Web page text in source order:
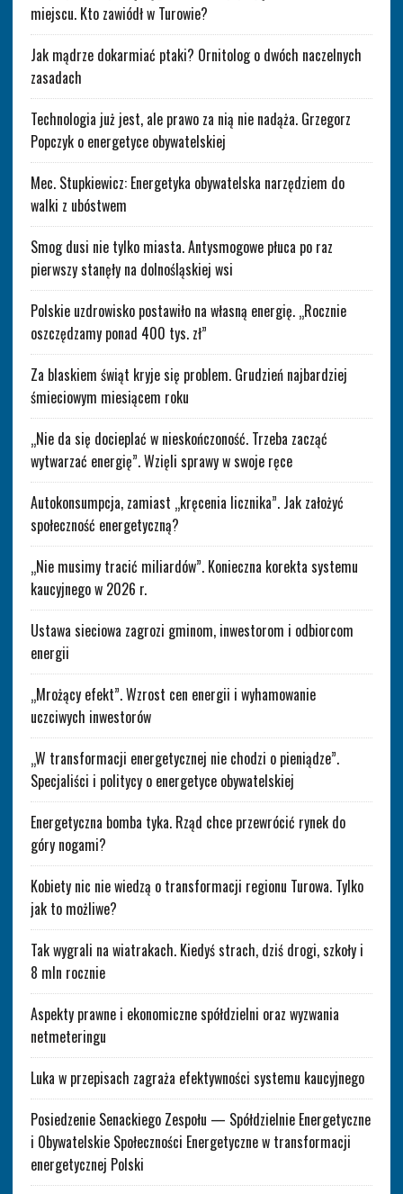
miejscu. Kto zawiódł w Turowie?
Jak mądrze dokarmiać ptaki? Ornitolog o dwóch naczelnych
zasadach
Technologia już jest, ale prawo za nią nie nadąża. Grzegorz
Popczyk o energetyce obywatelskiej
Mec. Stupkiewicz: Energetyka obywatelska narzędziem do
walki z ubóstwem
Smog dusi nie tylko miasta. Antysmogowe płuca po raz
pierwszy stanęły na dolnośląskiej wsi
Polskie uzdrowisko postawiło na własną energię. „Rocznie
oszczędzamy ponad 400 tys. zł”
Za blaskiem świąt kryje się problem. Grudzień najbardziej
śmieciowym miesiącem roku
„Nie da się docieplać w nieskończoność. Trzeba zacząć
wytwarzać energię”. Wzięli sprawy w swoje ręce
Autokonsumpcja, zamiast „kręcenia licznika”. Jak założyć
społeczność energetyczną?
„Nie musimy tracić miliardów”. Konieczna korekta systemu
kaucyjnego w 2026 r.
Ustawa sieciowa zagrozi gminom, inwestorom i odbiorcom
energii
„Mrożący efekt”. Wzrost cen energii i wyhamowanie
uczciwych inwestorów
„W transformacji energetycznej nie chodzi o pieniądze”.
Specjaliści i politycy o energetyce obywatelskiej
Energetyczna bomba tyka. Rząd chce przewrócić rynek do
góry nogami?
Kobiety nic nie wiedzą o transformacji regionu Turowa. Tylko
jak to możliwe?
Tak wygrali na wiatrakach. Kiedyś strach, dziś drogi, szkoły i
8 mln rocznie
Aspekty prawne i ekonomiczne spółdzielni oraz wyzwania
netmeteringu
Luka w przepisach zagraża efektywności systemu kaucyjnego
Posiedzenie Senackiego Zespołu — Spółdzielnie Energetyczne
i Obywatelskie Społeczności Energetyczne w transformacji
energetycznej Polski